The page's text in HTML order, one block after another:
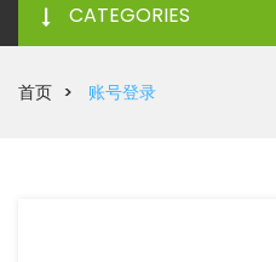
CATEGORIES
首页 账号登录